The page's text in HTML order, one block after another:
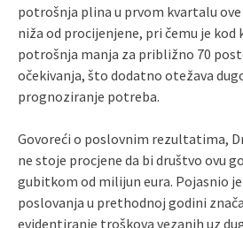
potrošnja plina u prvom kvartalu
niža od procijenjene, pri čemu je kod
potrošnja manja za približno 70
očekivanja, što dodatno otežava
prognoziranje potreba.
Govoreći o poslovnim rezultatima,
ne stoje procjene da bi društvo ovu
gubitkom od milijun eura. Pojasnio
poslovanja u prethodnoj godini
evidentiranje troškova vezanih uz